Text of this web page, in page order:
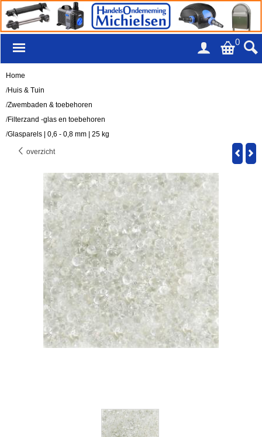
0
Home
/Huis & Tuin
/Zwembaden & toebehoren
/Filterzand -glas en toebehoren
/Glasparels | 0,6 - 0,8 mm | 25 kg
overzicht